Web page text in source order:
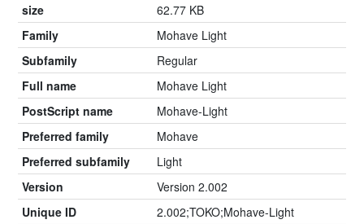
size
62.77 KB
Family
Mohave Light
Subfamily
Regular
Full name
Mohave Light
PostScript name
Mohave-Light
Preferred family
Mohave
Preferred subfamily
Light
Version
Version 2.002
Unique ID
2.002;TOKO;Mohave-Light